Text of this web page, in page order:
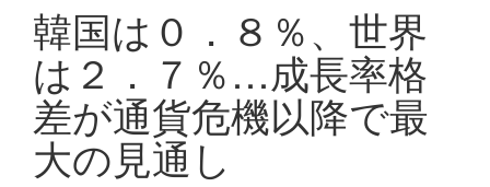
韓国は０．８％、世界
は２．７％…成長率格
差が通貨危機以降で最
大の見通し